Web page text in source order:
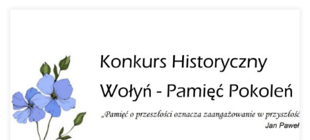
Zapraszamy do udziału w konkursie „Historia Wołynia – Pamięć
Pokoleń”!To wyjątkowa okazja, by zgłębić historię Wołynia i
podzielić się swoją wiedzą oraz refleksjami. Uczcij pamięć Wołynia w
wyjątkowy sposób!